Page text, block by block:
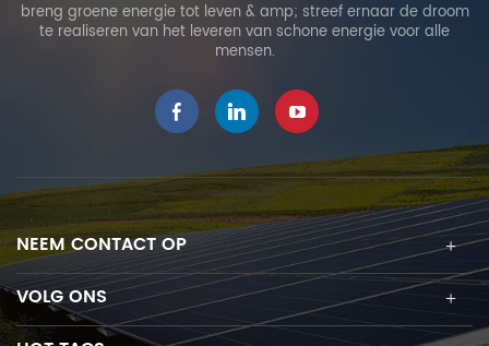
breng groene energie tot leven & amp; streef ernaar de droom
te realiseren van het leveren van schone energie voor alle
mensen.
NEEM CONTACT OP
VOLG ONS